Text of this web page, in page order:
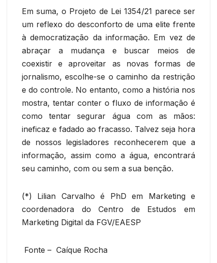
Em suma, o Projeto de Lei 1354/21 parece ser
um reflexo do desconforto de uma elite frente
à democratização da informação. Em vez de
abraçar a mudança e buscar meios de
coexistir e aproveitar as novas formas de
jornalismo, escolhe-se o caminho da restrição
e do controle. No entanto, como a história nos
mostra, tentar conter o fluxo de informação é
como tentar segurar água com as mãos:
ineficaz e fadado ao fracasso. Talvez seja hora
de nossos legisladores reconhecerem que a
informação, assim como a água, encontrará
seu caminho, com ou sem a sua benção.
(*) Lilian Carvalho é PhD em Marketing e
coordenadora do Centro de Estudos em
Marketing Digital da FGV/EAESP
Fonte – Caíque Rocha